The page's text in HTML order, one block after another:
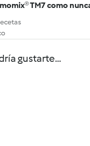
TM7 como
gustarte...